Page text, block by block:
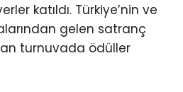
katıldı. Türkiye’nin ve
gelen satranç
turnuvada ödüller